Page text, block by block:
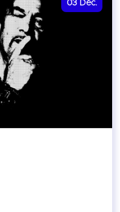
03 Déc.